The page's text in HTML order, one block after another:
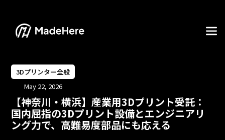
3Dプリンター全般
May 22, 2026
【神奈川・横浜】産業用3Dプリント受託：
国内屈指の3Dプリント設備とエンジニアリ
ング力で、高難易度部品にも応える